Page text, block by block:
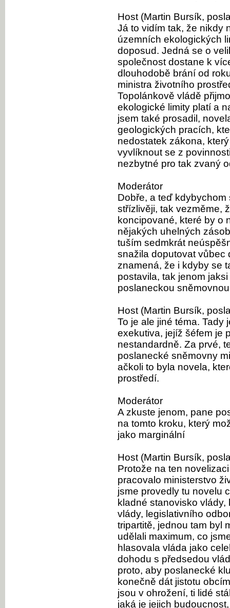
Host (Martin Bursík,
Já to vidím tak, že nikdy
územních ekologických
doposud. Jedná se o
společnost dostane k
dlouhodobě brání od
ministra životního
Topolánkově vládě
ekologické limity platí a
jsem také prosadil,
geologických pracích,
nedostatek zákona,
vyvlíknout se z
nezbytné pro tak zvaný
Moderátor
Dobře, a teď
střízlivěji, tak vezměme,
koncipované, které by o
nějakých uhelných
tuším sedmkrát
snažila doputovat vůbec
znamená, že i kdyby se
postavila, tak jenom
poslaneckou
Host (Martin Bursík,
To je ale jiné téma. Tady
exekutiva, jejíž šéfem je
nestandardně. Za prvé,
poslanecké sněmovny
ačkoli to byla novela,
prostředí.
Moderátor
A zkuste jenom, pane
na tomto kroku, který
jako marginální
Host (Martin Bursík,
Protože na ten
pracovalo ministerstvo
jsme provedly tu novelu
kladné stanovisko
vlády, legislativního
tripartitě, jednou tam byl
udělali maximum, co
hlasovala vláda jako
dohodu s předsedou
proto, aby poslanecké
konečně dát jistotu
jsou v ohrožení, ti lidé
jaká je jejich